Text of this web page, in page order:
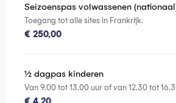
Seizoenspas volwassenen
Toegang tot alle sites in Frankrijk.
€ 250,00
½ dagpas kinderen
Van 9.00 tot 13.00 uur of van 12.30 tot